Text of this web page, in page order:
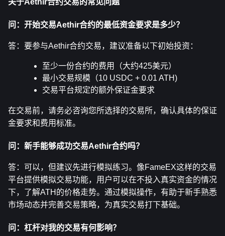
问：开始交易Aethir合约的最低资金要求是多少？
答：要参与Aethir合约交易，建议准备以下初始投资：
至少一份合约的费用（大约425美元）
最小交易规模（10 USDC + 0.01 ATH)
交易平台规定的额外保证金要求
在交易前，请务必咨询您所选择的交易所，确认具体的保证
金要求和费用标准。
问：新手能够成功交易Aethir合约吗？
答：可以，但建议先进行模拟练习。像FameEX这样的交易
平台提供模拟交易功能，用户可以在不投入真实资金的情况
下，了解ATH的价格走势。通过模拟操作，有助于新手熟悉
市场动态并完善交易策略，为真实交易打下基础。
问：杠杆对我的交易有何影响？